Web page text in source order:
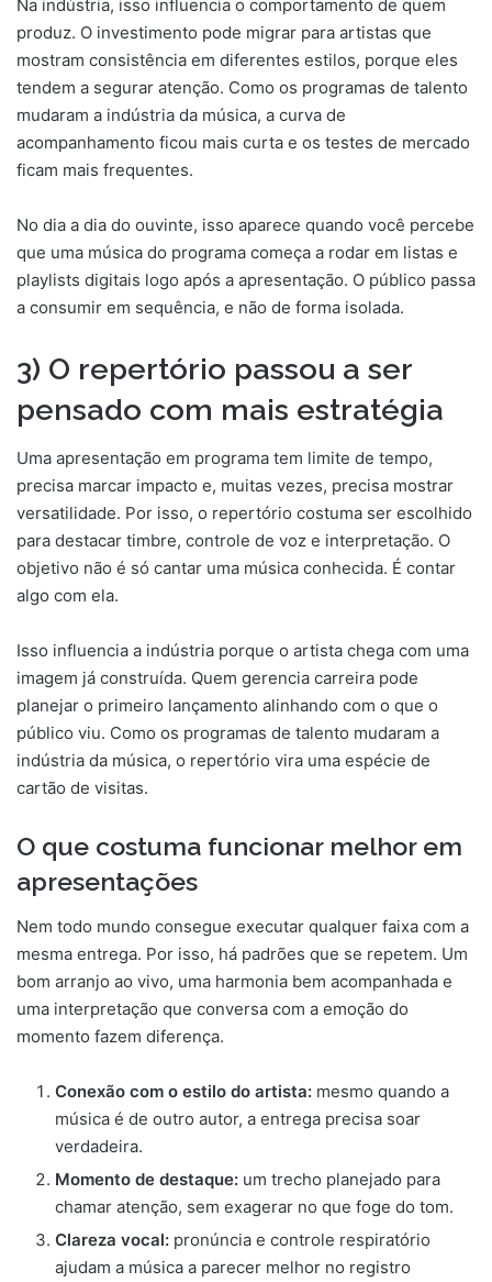
Na indústria, isso influencia o comportamento de quem
produz. O investimento pode migrar para artistas que
mostram consistência em diferentes estilos, porque eles
tendem a segurar atenção. Como os programas de talento
mudaram a indústria da música, a curva de
acompanhamento ficou mais curta e os testes de mercado
ficam mais frequentes.
No dia a dia do ouvinte, isso aparece quando você percebe
que uma música do programa começa a rodar em listas e
playlists digitais logo após a apresentação. O público passa
a consumir em sequência, e não de forma isolada.
3) O repertório passou a ser
pensado com mais estratégia
Uma apresentação em programa tem limite de tempo,
precisa marcar impacto e, muitas vezes, precisa mostrar
versatilidade. Por isso, o repertório costuma ser escolhido
para destacar timbre, controle de voz e interpretação. O
objetivo não é só cantar uma música conhecida. É contar
algo com ela.
Isso influencia a indústria porque o artista chega com uma
imagem já construída. Quem gerencia carreira pode
planejar o primeiro lançamento alinhando com o que o
público viu. Como os programas de talento mudaram a
indústria da música, o repertório vira uma espécie de
cartão de visitas.
O que costuma funcionar melhor em
apresentações
Nem todo mundo consegue executar qualquer faixa com a
mesma entrega. Por isso, há padrões que se repetem. Um
bom arranjo ao vivo, uma harmonia bem acompanhada e
uma interpretação que conversa com a emoção do
momento fazem diferença.
Conexão com o estilo do artista: mesmo quando a
música é de outro autor, a entrega precisa soar
verdadeira.
Momento de destaque: um trecho planejado para
chamar atenção, sem exagerar no que foge do tom.
Clareza vocal: pronúncia e controle respiratório
ajudam a música a parecer melhor no registro